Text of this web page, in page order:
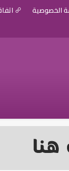
الخصوصية